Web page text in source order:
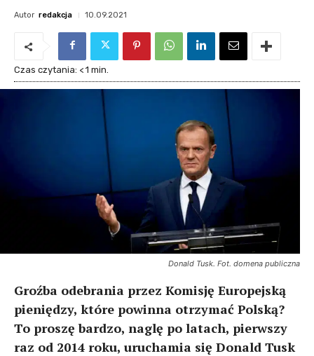
Autor redakcja 10.09.2021
Czas czytania: < 1 min.
Donald Tusk. Fot. domena publiczna
Groźba odebrania przez Komisję Europejską
pieniędzy, które powinna otrzymać Polską?
To proszę bardzo, naglę po latach, pierwszy
raz od 2014 roku, uruchamia się Donald Tusk